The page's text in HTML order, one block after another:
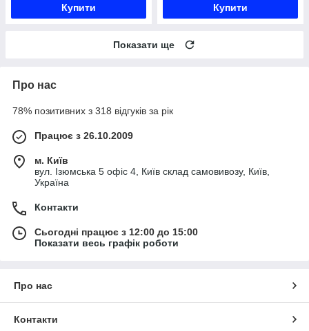
Купити Купити
Показати ще
Про нас
78% позитивних з 318 відгуків за рік
Працює з 26.10.2009
м. Київ
вул. Ізюмська 5 офіс 4, Київ склад самовивозу, Київ,
Україна
Контакти
Сьогодні працює з 12:00 до 15:00
Показати весь графік роботи
Про нас
Контакти